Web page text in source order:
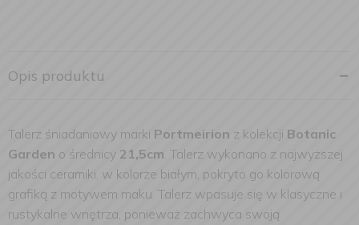
Opis produktu
Talerz śniadaniowy marki Portmeirion z kolekcji Botanic
Garden o średnicy 21,5cm. Talerz wykonano z najwyższej
jakości ceramiki, w kolorze białym, pokryto go kolorową
grafiką z motywem maku. Talerz wpasuje się w klasyczne i
rustykalne wnętrza, ponieważ zachwyca swoją